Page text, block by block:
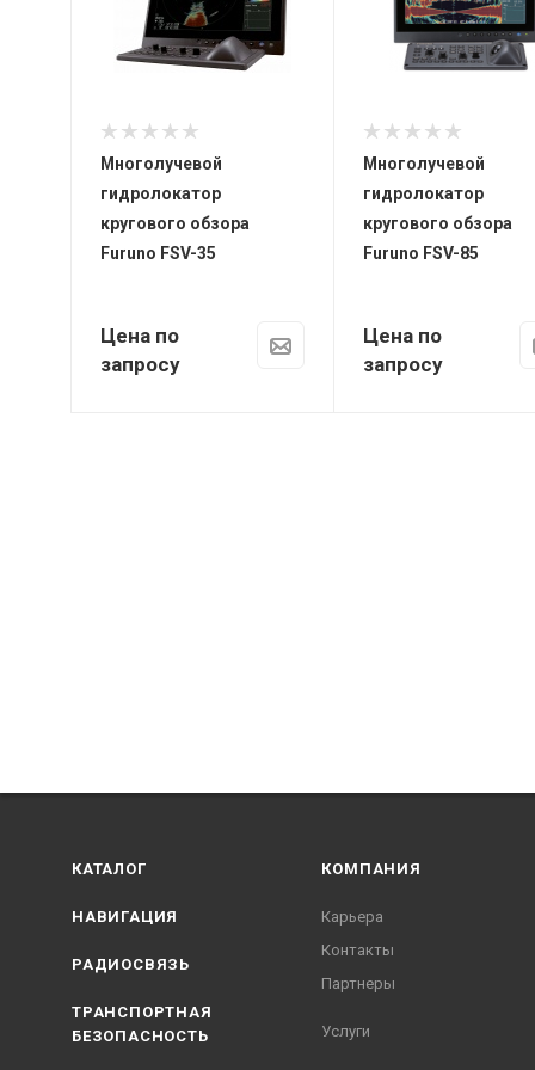
Многолучевой
гидролокатор
кругового обзора
Furuno FSV-35
Цена по
запросу
Многолучевой
гидролокатор
кругового обзора
Furuno FSV-85
Цена по
запросу
КАТАЛОГ
НАВИГАЦИЯ
РАДИОСВЯЗЬ
ТРАНСПОРТНАЯ
БЕЗОПАСНОСТЬ
КОМПАНИЯ
Карьера
Контакты
Партнеры
Услуги